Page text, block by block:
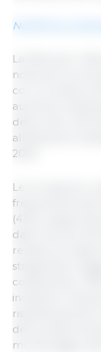
Notifiche sul
La Rete per il
notevole
con un totale di
aumento
della rete,
all'adozione
2025.
Le tre specie e
frequentemente
(41%), seguiti
dalle vacche da
relative al
stragrande
costituendo il
incidenti in
rispettivamente
deriva dalla
monitoraggio